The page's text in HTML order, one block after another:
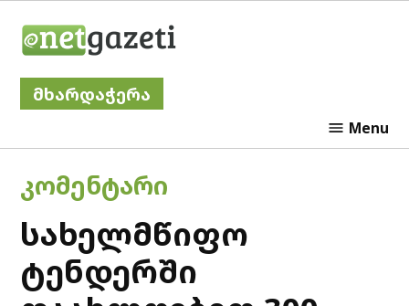
მხარდაჭერა
Menu
POSTED
IN
ᲙᲝᲛᲔᲜᲢᲐᲠᲘ
სახელმწიფო
ტენდერში